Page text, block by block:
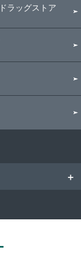
ラッグストア